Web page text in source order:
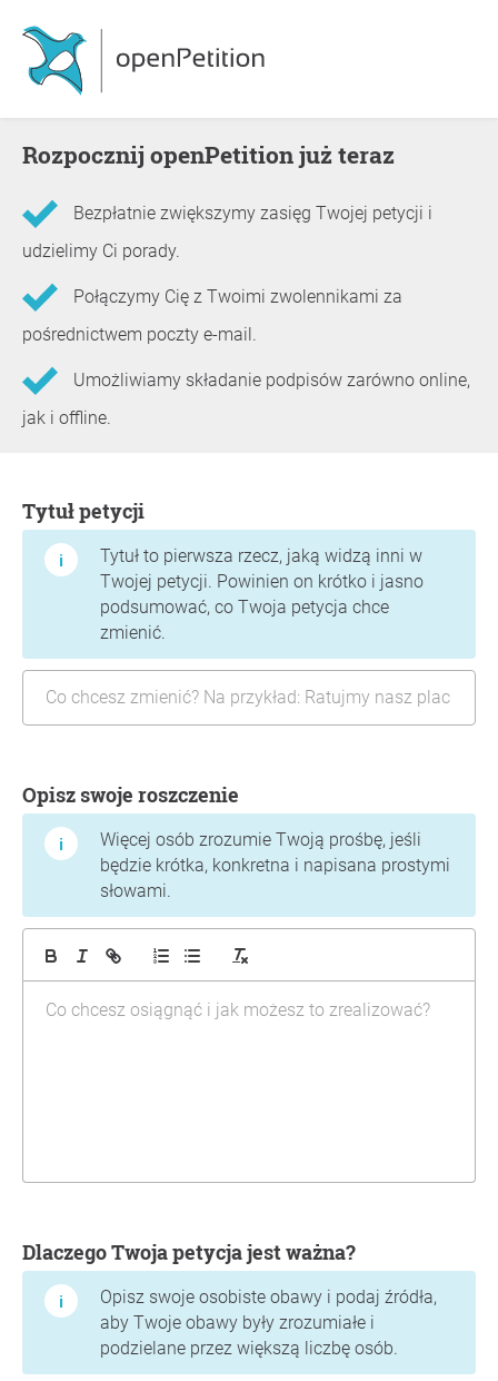
Rozpocznij openPetition już teraz
Bezpłatnie zwiększymy zasięg Twojej petycji i
udzielimy Ci porady.
Połączymy Cię z Twoimi zwolennikami za
pośrednictwem poczty e-mail.
Umożliwiamy składanie podpisów zarówno online,
jak i offline.
Tytuł petycji
Tytuł to pierwsza rzecz, jaką widzą inni w
Twojej petycji. Powinien on krótko i jasno
podsumować, co Twoja petycja chce
zmienić.
Opisz swoje roszczenie
Więcej osób zrozumie Twoją prośbę, jeśli
będzie krótka, konkretna i napisana prostymi
słowami.
Dlaczego Twoja petycja jest ważna?
Opisz swoje osobiste obawy i podaj źródła,
aby Twoje obawy były zrozumiałe i
podzielane przez większą liczbę osób.